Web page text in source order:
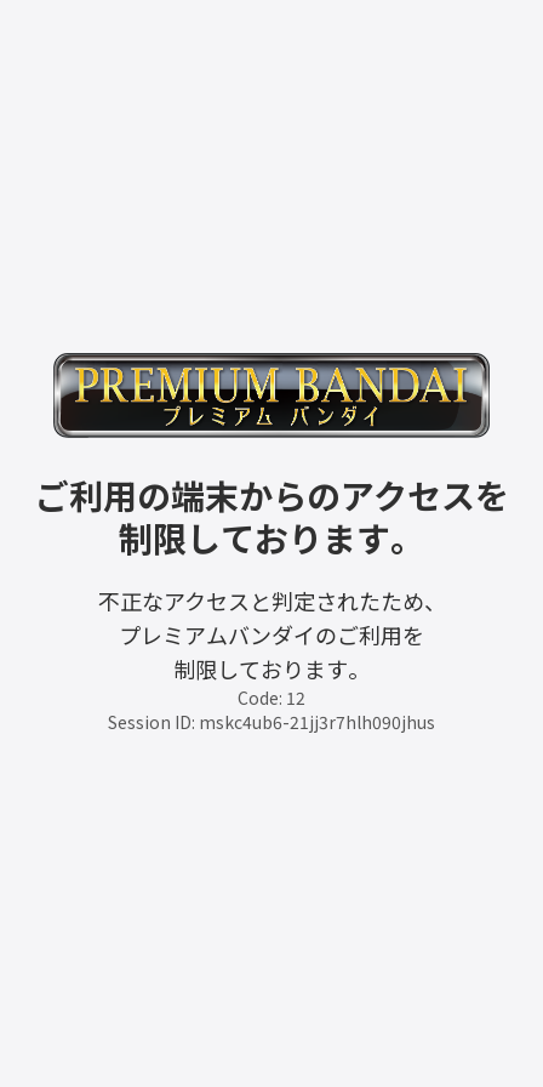
ご利用の端末からのアクセスを
制限しております。
不正なアクセスと判定されたため、
プレミアムバンダイのご利用を
制限しております。
Code: 12
Session ID: mskc4ub6-21jj3r7hlh090jhus